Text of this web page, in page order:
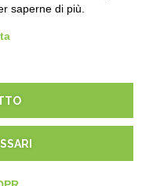
saperne di più.